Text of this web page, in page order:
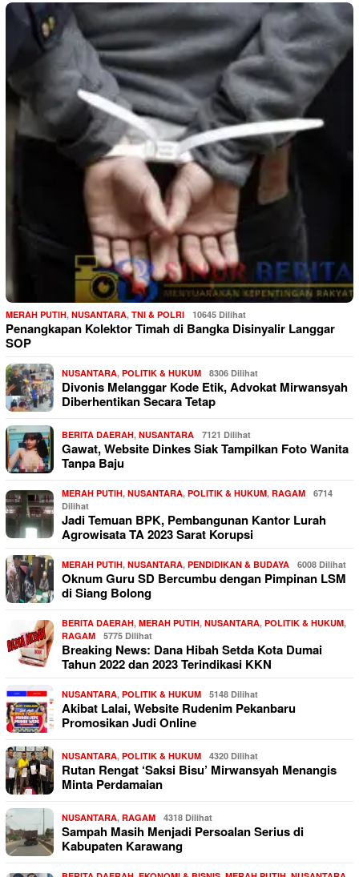
MERAH PUTIH, NUSANTARA, TNI & POLRI 10645 Dilihat
Penangkapan Kolektor Timah di Bangka Disinyalir Langgar
SOP
NUSANTARA, POLITIK & HUKUM 8306 Dilihat
Divonis Melanggar Kode Etik, Advokat Mirwansyah
Diberhentikan Secara Tetap
BERITA DAERAH, NUSANTARA 7121 Dilihat
Gawat, Website Dinkes Siak Tampilkan Foto Wanita
Tanpa Baju
MERAH PUTIH, NUSANTARA, POLITIK & HUKUM, RAGAM
6714
Dilihat
Jadi Temuan BPK, Pembangunan Kantor Lurah
Agrowisata TA 2023 Sarat Korupsi
MERAH PUTIH, NUSANTARA, PENDIDIKAN & BUDAYA 6008 Dilihat
Oknum Guru SD Bercumbu dengan Pimpinan LSM
di Siang Bolong
BERITA DAERAH, MERAH PUTIH, NUSANTARA, POLITIK & HUKUM,
RAGAM
5775 Dilihat
Breaking News: Dana Hibah Setda Kota Dumai
Tahun 2022 dan 2023 Terindikasi KKN
NUSANTARA, POLITIK & HUKUM 5148 Dilihat
Akibat Lalai, Website Rudenim Pekanbaru
Promosikan Judi Online
NUSANTARA, POLITIK & HUKUM 4320 Dilihat
Rutan Rengat ‘Saksi Bisu’ Mirwansyah Menangis
Minta Perdamaian
NUSANTARA, RAGAM 4318 Dilihat
Sampah Masih Menjadi Persoalan Serius di
Kabupaten Karawang